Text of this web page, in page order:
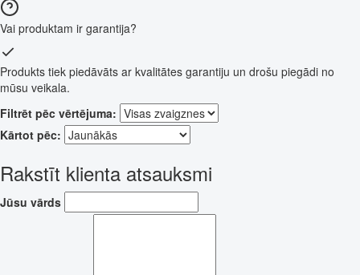
Vai produktam ir garantija?
Produkts tiek piedāvāts ar kvalitātes garantiju un drošu piegādi no
mūsu veikala.
Filtrēt pēc vērtējuma:
Kārtot pēc:
Rakstīt klienta atsauksmi
Jūsu vārds